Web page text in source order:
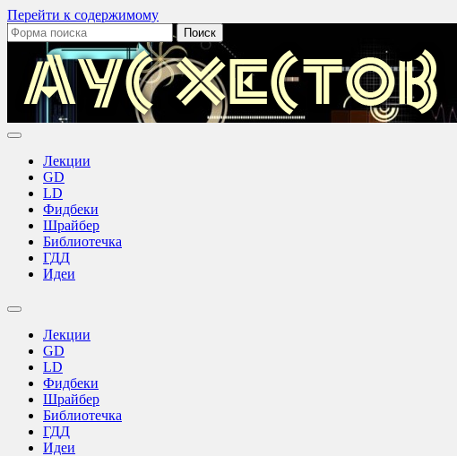
Перейти к содержимому
Поиск:
Лекции
GD
LD
Фидбеки
Шрайбер
Библиотечка
ГДД
Идеи
Переключить
поискаЛекции
GD
LD
Фидбеки
Шрайбер
Библиотечка
ГДД
Идеи